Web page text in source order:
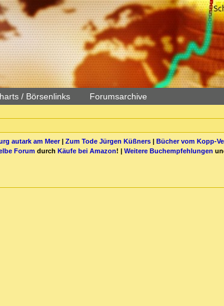
/ Börsenlinks Forumsarchive
autark am Meer| Zum Tode Jürgen Küßners| Bücher vom Kopp-
Forum durch Käufe bei Amazon! | Weitere Buchempfehlungen